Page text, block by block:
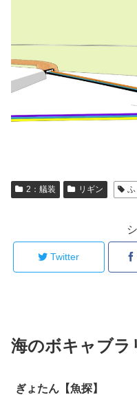
2：艤装 リギン ふ
Twitter
海のボキャブラ
ぎょたん【魚探】